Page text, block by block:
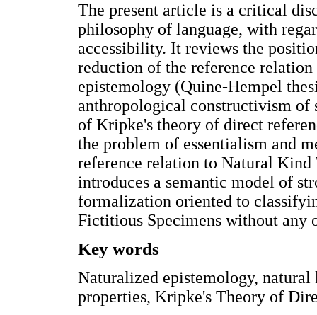
The present article is a critical
philosophy of language, with
accessibility. It reviews the
reduction of the reference
epistemology (Quine-Hempel
anthropological constructivism of
of Kripke's theory of direct
the problem of essentialism and
reference relation to Natural Kind
introduces a semantic model of
formalization oriented to
Fictitious Specimens without
Key words
Naturalized epistemology,
properties, Kripke's Theory of